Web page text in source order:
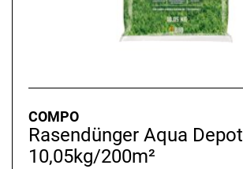
COMPO
Rasendünger Aqua Depot
10,05kg/200m²